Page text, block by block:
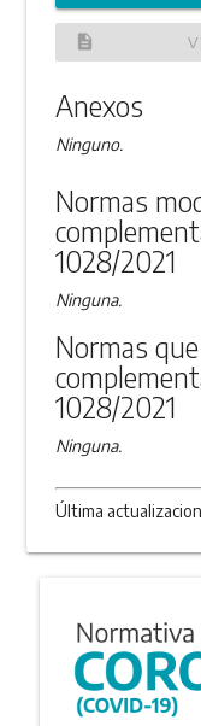
description
Anexos
Ninguno.
Normas
1028/2021
Ninguna.
Normas
1028/2021
Ninguna.
Última